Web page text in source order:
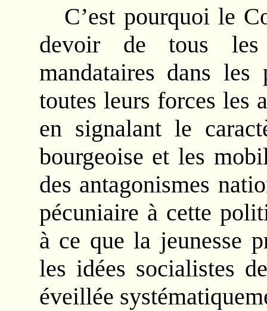
C’est pourquoi le
devoir de tous
mandataires dans les
toutes leurs forces les
en signalant le
bourgeoise et les
des antagonismes
pécuniaire à cette
à ce que la jeunesse
les idées socialistes
éveillée